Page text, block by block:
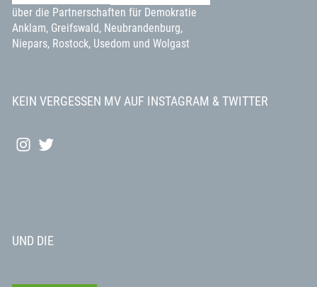
über die Partnerschaften für Demokratie
Anklam, Greifswald, Neubrandenburg,
Niepars, Rostock, Usedom und Wolgast
KEIN VERGESSEN MV AUF INSTAGRAM & TWITTER
INSTAGRAM
TWITTER
UND DIE